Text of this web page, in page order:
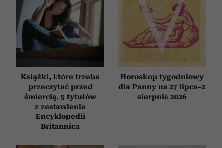
Książki, które trzeba
przeczytać przed
śmiercią. 5 tytułów
z zestawienia
Encyklopedii
Britannica
Horoskop tygodniowy
dla Panny na 27 lipca–2
sierpnia 2026